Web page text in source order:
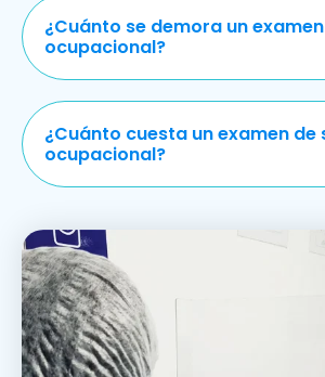
¿Cuánto se demora un
ocupacional?
¿Cuánto cuesta un examen de
ocupacional?